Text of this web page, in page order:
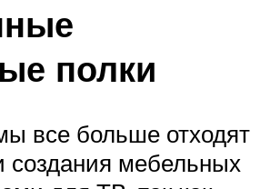
полки
все больше отходят
создания мебельных